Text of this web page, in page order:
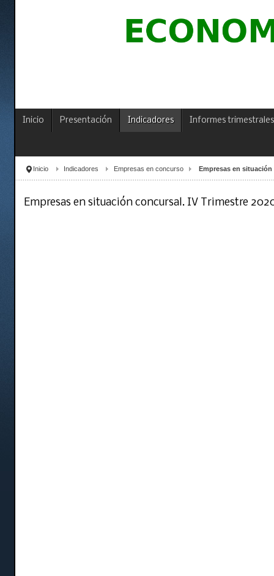
Inicio Presentación Indicadores Informes trimestrales
Inicio Indicadores Empresas en concurso Empresas en situación
Empresas en situación concursal. IV Trimestre